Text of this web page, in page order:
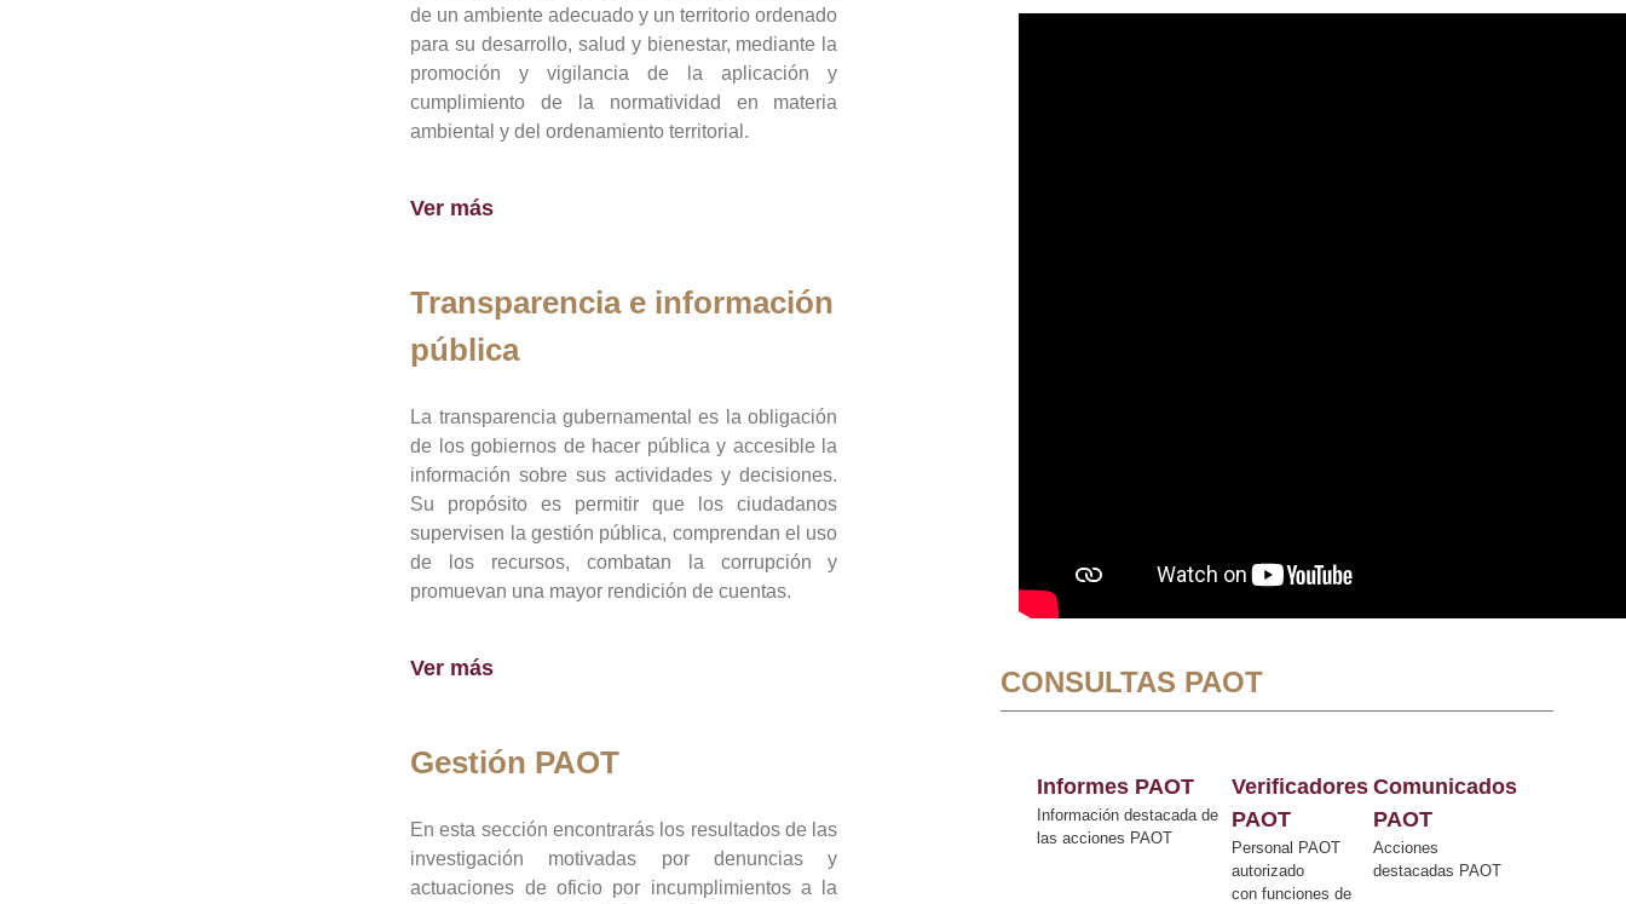
de un ambiente adecuado y un territorio ordenado
para su desarrollo, salud y bienestar, mediante la
promoción y vigilancia de la aplicación y
cumplimiento de la normatividad en materia
ambiental y del ordenamiento territorial.
Ver más
Transparencia e información
pública
La transparencia gubernamental es la obligación
de los gobiernos de hacer pública y accesible la
información sobre sus actividades y decisiones.
Su propósito es permitir que los ciudadanos
supervisen la gestión pública, comprendan el uso
de los recursos, combatan la corrupción y
promuevan una mayor rendición de cuentas.
Ver más
Gestión PAOT
En esta sección encontrarás los resultados de las
investigación motivadas por denuncias y
actuaciones de oficio por incumplimientos a la
CONSULTAS PAOT
Informes PAOT
Información destacada de
las acciones PAOT
Verificadores
PAOT
Personal PAOT
autorizado
con funciones de
Comunicados
PAOT
Acciones
destacadas PAOT